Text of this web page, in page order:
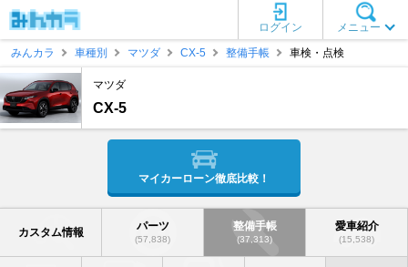
メニュー
ログイン
みんカラ
車種別 マツダ CX-5 整備手帳 車検・点検
マツダ
CX-5
マイカーローン徹底比較！
カスタム情報 パーツ
(57,838)
整備手帳
(37,313)
愛車紹介
(15,538)